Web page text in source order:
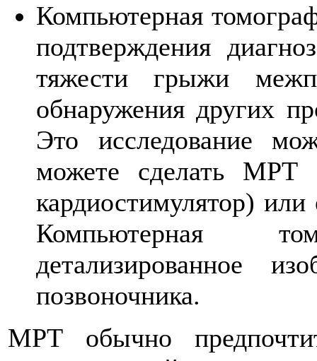
Компьютерная
подтверждения
тяжести грыжи
обнаружения других
Это исследование
можете сделать МРТ
кардиостимулятор)
Компьютерная
детализированное
позвоночника.
MРТ обычно